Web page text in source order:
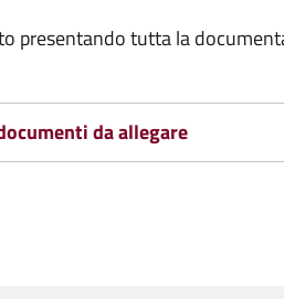
presentando tutta la
da allegare